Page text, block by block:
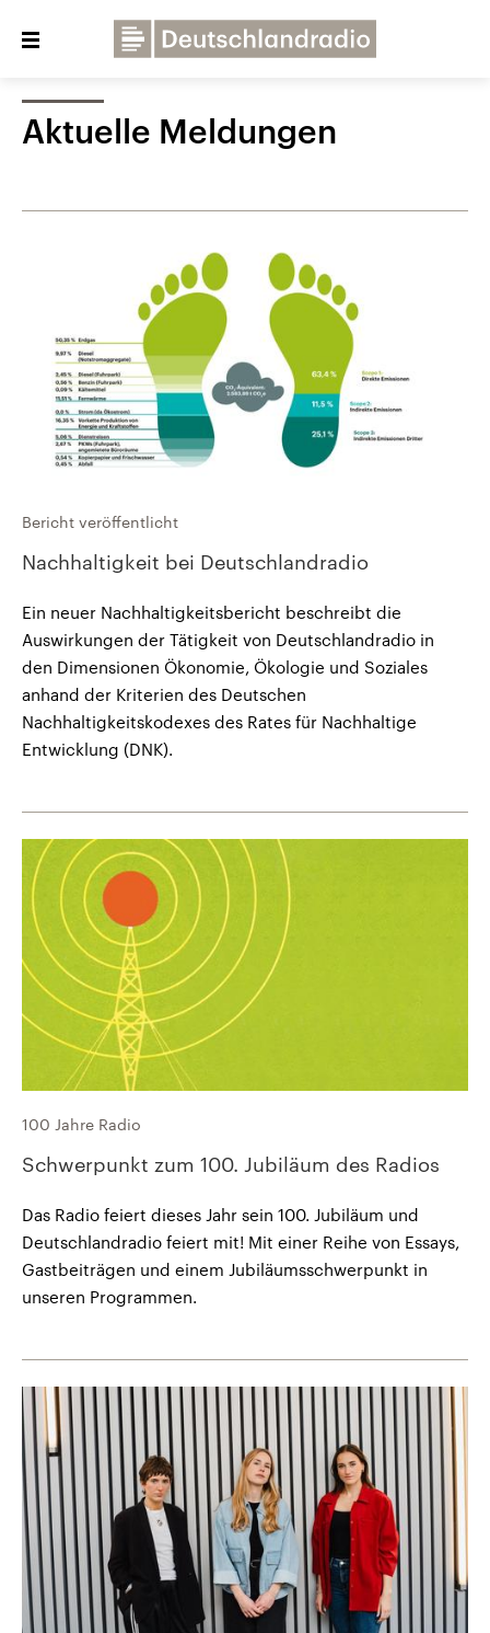
Close
Deutschlandfunk Kultur
Deutschlandfunk Nova
Aktuelle Meldungen
Bericht veröffentlicht
Nachhaltigkeit bei Deutschlandradio
Ein neuer Nachhaltigkeitsbericht beschreibt die
Auswirkungen der Tätigkeit von Deutschlandradio in
den Dimensionen Ökonomie, Ökologie und Soziales
anhand der Kriterien des Deutschen
Nachhaltigkeitskodexes des Rates für Nachhaltige
Entwicklung (DNK).
100 Jahre Radio
Schwerpunkt zum 100. Jubiläum des Radios
Das Radio feiert dieses Jahr sein 100. Jubiläum und
Deutschlandradio feiert mit! Mit einer Reihe von Essays,
Gastbeiträgen und einem Jubiläumsschwerpunkt in
unseren Programmen.